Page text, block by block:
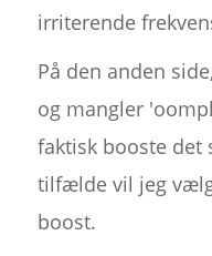
irriterende
På den anden
og mangler
faktisk booste det
tilfælde vil jeg
boost.